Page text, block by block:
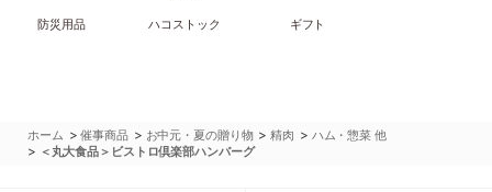
防災用品 ハコストック ギフト
ホーム >催事商品 > お中元・夏の贈り物 >精肉 > ハム・惣菜 他
> ＜丸大食品＞ビストロ倶楽部ハンバーグ